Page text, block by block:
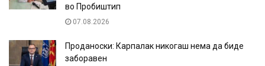
во Пробиштип
07.08.2026
Проданоски: Карпалак никогаш нема да биде
заборавен